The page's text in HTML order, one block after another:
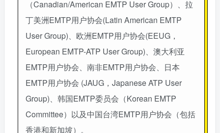
（Canadian/American EMTP User Group）、拉
丁美洲EMTP用户协会(Latin American EMTP
User Group)、欧洲EMTP用户协会(EEUG，
European EMTP-ATP User Group)、澳大利亚
EMTP用户协会、南非EMTP用户协会、日本
EMTP用户协会 (JAUG，Japanese ATP User
Group)、韩国EMTP委员会（Korean EMTP
Committee）以及中国台湾EMTP用户协会（包括
香港和新加坡）。